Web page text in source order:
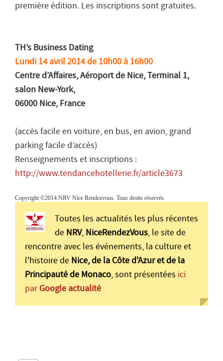
première édition. Les inscriptions sont gratuites.
TH’s Business Dating
Lundi 14 avril 2014 de 10h00 à 16h00
Centre d’Affaires, Aéroport de Nice, Terminal 1,
salon New-York,
06000 Nice, France
(accès facile en voiture, en bus, en avion, grand
parking facile d’accès)
Renseignements et inscriptions :
http://www.tendancehotellerie.fr/article3673
Copyright ©2014 NRV Nice Rendezvous. Tous droits réservés.
Toutes les actualités les plus récentes
de NRV, NiceRendezVous, le site de
rencontre avec les événements, la culture et
l'histoire de Nice, de la Côte d'Azur et de la
Principauté de Monaco, sont présentées ici
par Google actualité